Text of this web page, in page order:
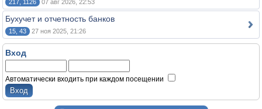
217, 1126 07 авг 2026, 22:53
Бухучет и отчетность банков
15, 43 27 ноя 2025, 21:26
Вход
Автоматически входить при каждом посещении